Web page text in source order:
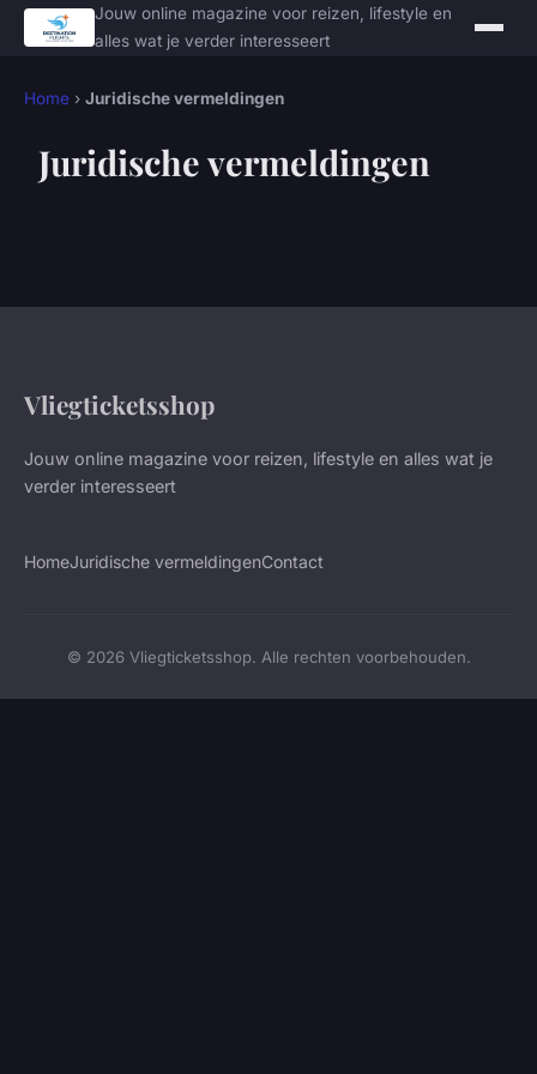
Jouw online magazine voor reizen, lifestyle en
alles wat je verder interesseert
Home › Juridische vermeldingen
Juridische vermeldingen
Vliegticketsshop
Jouw online magazine voor reizen, lifestyle en alles wat je
verder interesseert
HomeJuridische vermeldingenContact
© 2026 Vliegticketsshop. Alle rechten voorbehouden.